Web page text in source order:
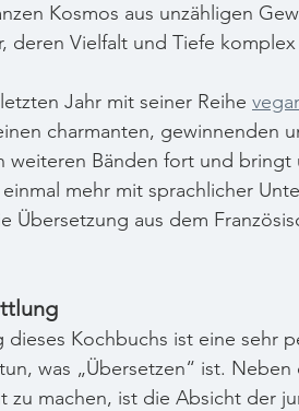
Kosmos aus unzähligen
deren Vielfalt und Tiefe
Jahr mit seiner Reihe
charmanten, gewinnenden
weiteren Bänden fort und bringt
mehr mit sprachlicher
Übersetzung aus dem
Kochbuchs ist eine sehr
was „Übersetzen“ ist.
zu machen, ist die Absicht der